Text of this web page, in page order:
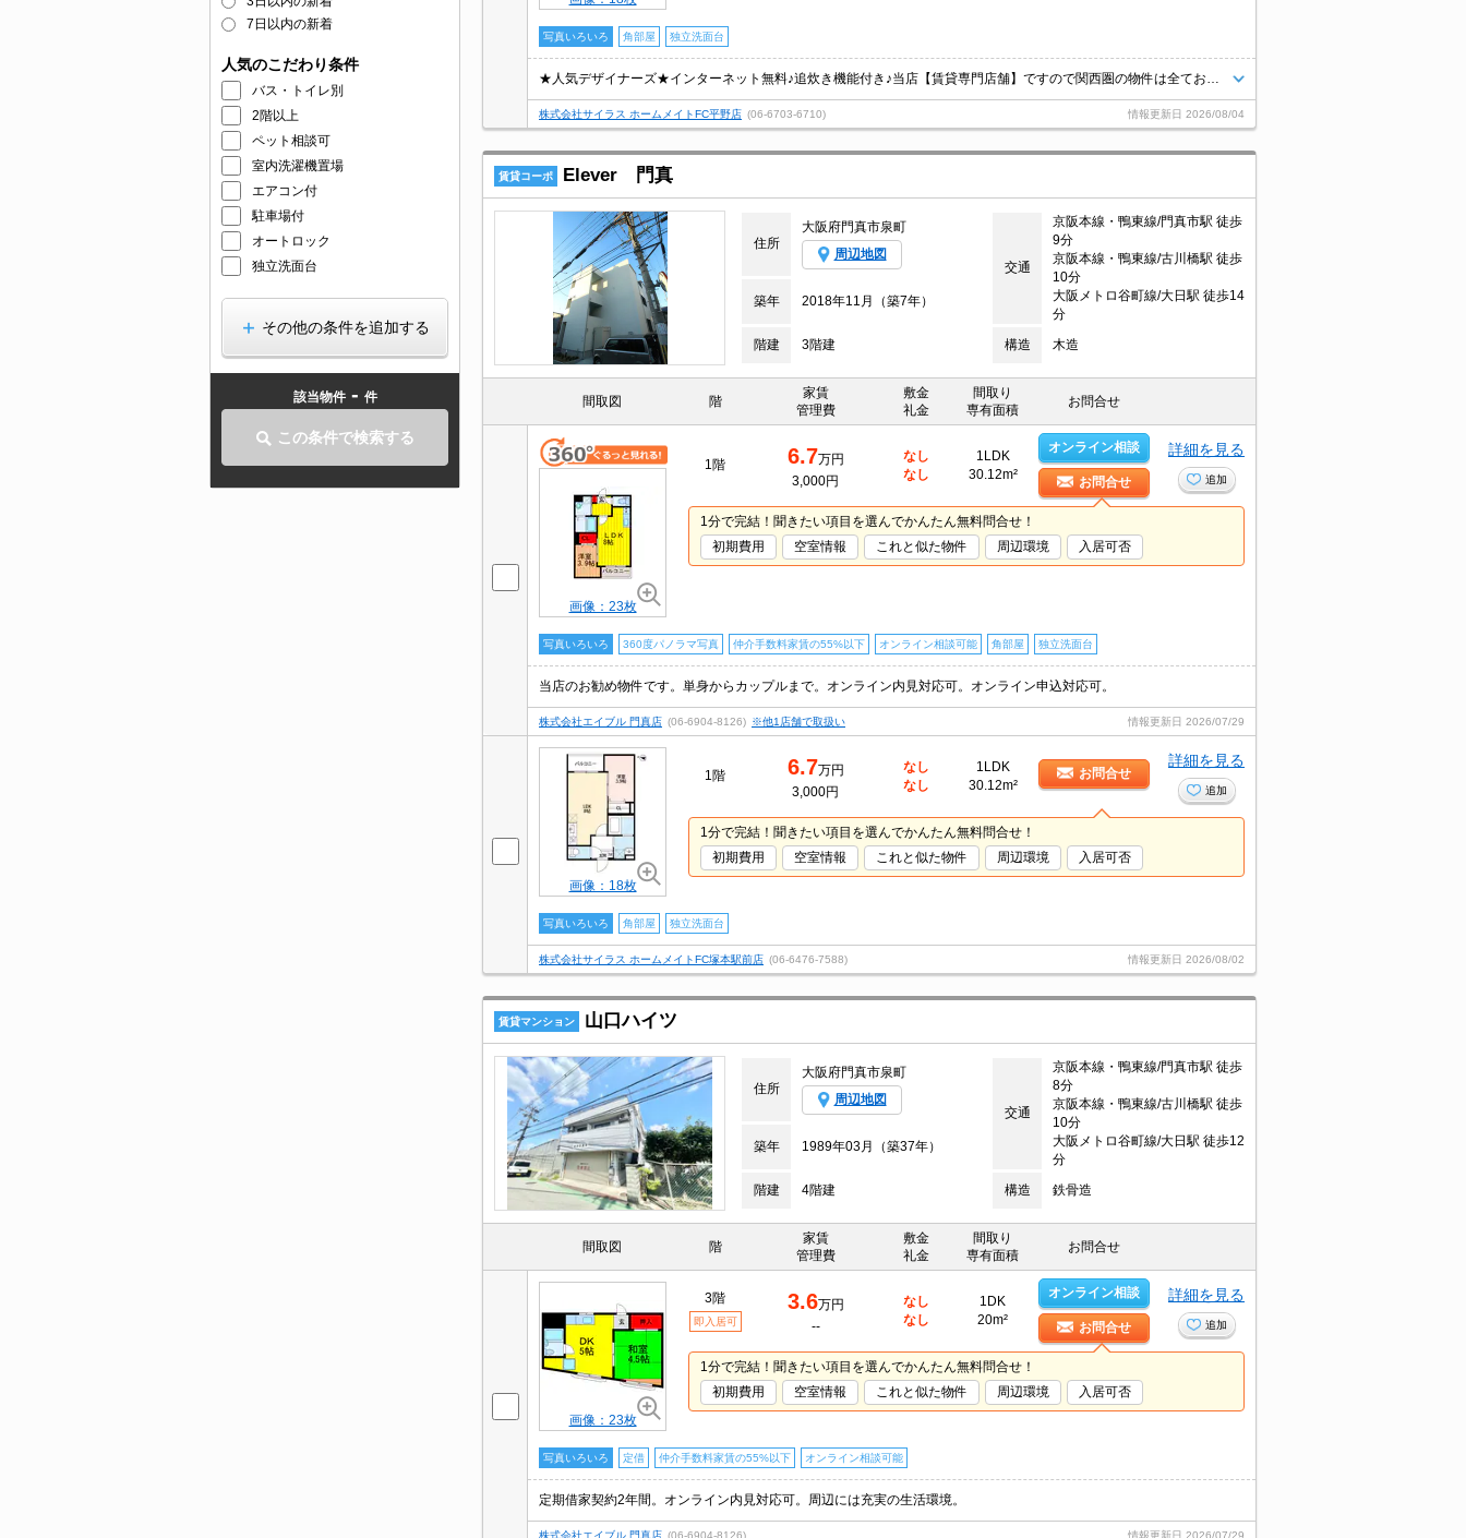
7日以内の新着
人気のこだわり条件
バス・トイレ別
2階以上
ペット相談可
室内洗濯機置場
エアコン付
駐車場付
オートロック
独立洗面台
その他の条件を追加する
該当物件 - 件
この条件で検索する
写真いろいろ 角部屋 独立洗面台
株式会社サイラス ホームメイトFC平野店 (06-6703-6710) 情報更新日 2026/08/04
賃貸コーポ Elever 門真
住所
大阪府門真市泉町
周辺地図
交通
京阪本線・鴨東線/門真市駅 徒歩
9分
京阪本線・鴨東線/古川橋駅 徒歩
10分
大阪メトロ谷町線/大日駅 徒歩14
分
築年 2018年11月（築7年）
階建 3階建 構造 木造
間取図 階
家賃
管理費
敷金
礼金
間取り
専有面積
お問合せ
画像：23枚
1階 6.7万円
3,000円
なし
なし
1LDK
30.12m²
オンライン相談
お問合せ
詳細を見る
追加
1分で完結！聞きたい項目を選んでかんたん無料問合せ！
初期費用
空室情報 これと似た物件 周辺環境 入居可否
写真いろいろ 360度パノラマ写真 仲介手数料家賃の55%以下 オンライン相談可能 角部屋 独立洗面台
当店のお勧め物件です。単身からカップルまで。オンライン内見対応可。オンライン申込対応可。
株式会社エイブル 門真店 (06-6904-8126) ※他1店舗で取扱い 情報更新日 2026/07/29
画像：18枚
1階 6.7万円
3,000円
なし
なし
1LDK
30.12m²
お問合せ
詳細を見る
追加
1分で完結！聞きたい項目を選んでかんたん無料問合せ！
初期費用
空室情報 これと似た物件 周辺環境 入居可否
写真いろいろ 角部屋 独立洗面台
株式会社サイラス ホームメイトFC塚本駅前店 (06-6476-7588) 情報更新日 2026/08/02
賃貸マンション 山口ハイツ
住所
大阪府門真市泉町
周辺地図
交通
京阪本線・鴨東線/門真市駅 徒歩
8分
京阪本線・鴨東線/古川橋駅 徒歩
10分
大阪メトロ谷町線/大日駅 徒歩12
分
築年 1989年03月（築37年）
階建 4階建 構造 鉄骨造
間取図 階
家賃
管理費
敷金
礼金
間取り
専有面積
お問合せ
画像：23枚
3階
即入居可
3.6万円
--
なし
なし
1DK
20m²
オンライン相談
お問合せ
詳細を見る
追加
1分で完結！聞きたい項目を選んでかんたん無料問合せ！
初期費用
空室情報 これと似た物件 周辺環境 入居可否
写真いろいろ 定借 仲介手数料家賃の55%以下 オンライン相談可能
定期借家契約2年間。オンライン内見対応可。周辺には充実の生活環境。
株式会社エイブル 門真店 (06-6904-8126) 情報更新日 2026/07/29